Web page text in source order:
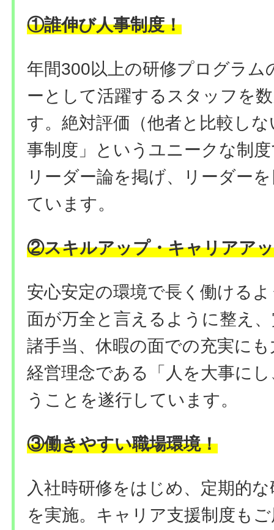
①誰伸び人事制度！
年間300以上の研修プログラム
ーとして活躍するスタッフを
す。絶対評価（他者と比較し
事制度」というユニークな制
リーダー論を掲げ、リーダー
ています。
②スキルアップ・キャリアア
安心安定の環境で長く働ける
面が万全と言えるように整え
諸手当、休暇の面での充実に
経営理念である「人を大事に
うことを遂行しています。
③働きやすい職場環境！
入社時研修をはじめ、定期的
を実施。キャリア支援制度も